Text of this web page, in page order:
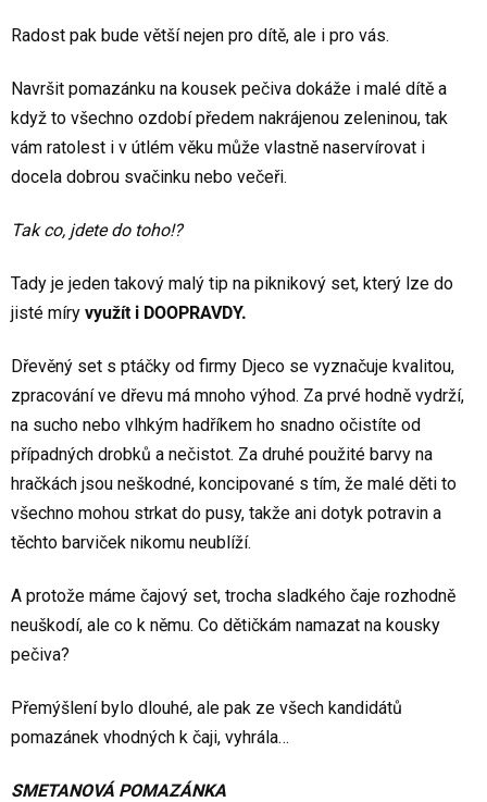
Radost pak bude větší nejen pro dítě, ale i pro vás.
Navršit pomazánku na kousek pečiva dokáže i malé dítě a
když to všechno ozdobí předem nakrájenou zeleninou, tak
vám ratolest i v útlém věku může vlastně naservírovat i
docela dobrou svačinku nebo večeři.
Tak co, jdete do toho!?
Tady je jeden takový malý tip na piknikový set, který lze do
jisté míry využít i DOOPRAVDY.
Dřevěný set s ptáčky od firmy Djeco se vyznačuje kvalitou,
zpracování ve dřevu má mnoho výhod. Za prvé hodně vydrží,
na sucho nebo vlhkým hadříkem ho snadno očistíte od
případných drobků a nečistot. Za druhé použité barvy na
hračkách jsou neškodné, koncipované s tím, že malé děti to
všechno mohou strkat do pusy, takže ani dotyk potravin a
těchto barviček nikomu neublíží.
A protože máme čajový set, trocha sladkého čaje rozhodně
neuškodí, ale co k němu. Co dětičkám namazat na kousky
pečiva?
Přemýšlení bylo dlouhé, ale pak ze všech kandidátů
pomazánek vhodných k čaji, vyhrála…
SMETANOVÁ POMAZÁNKA